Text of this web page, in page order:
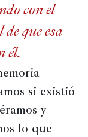
con el
que esa
él.
si existió
y
lo que